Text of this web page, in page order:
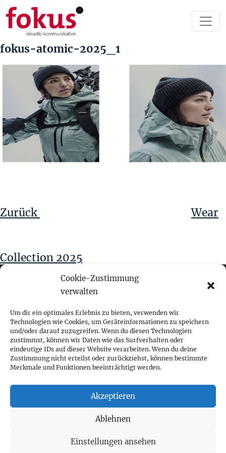
Cookie-Zustimmung
verwalten
Um dir ein optimales Erlebnis zu bieten, verwenden wir
Technologien wie Cookies, um Geräteinformationen zu speichern
und/oder darauf zuzugreifen. Wenn du diesen Technologien
zustimmst, können wir Daten wie das Surfverhalten oder
eindeutige IDs auf dieser Website verarbeiten. Wenn du deine
Zustimmung nicht erteilst oder zurückziehst, können bestimmte
Merkmale und Funktionen beeinträchtigt werden.
Akzeptieren
Ablehnen
Einstellungen ansehen
fokus-atomic-2025_1
Zurück
Wear
Collection 2025
fokus visuelle kommunikation
Franz-Ofner-Straße 20
A - 5020 Salzburg
+ 43 662 452 083
fokus@fokus-design.com
Impressum